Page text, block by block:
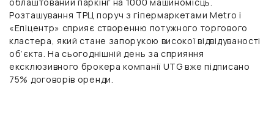
Розташування ТРЦ поруч з гіпермаркетами Metro і
«Епіцентр» сприяє створенню потужного торгового
кластера, який стане запорукою високої відвідуваності
об’єкта. На сьогоднішній день за сприяння
ексклюзивного брокера компанії UTG вже підписано
75% договорів оренди.